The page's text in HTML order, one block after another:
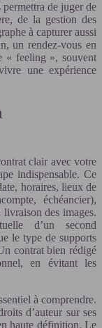
de juger de
de la gestion des
à capturer aussi
un rendez-vous en
« feeling », souvent
une expérience
clair avec votre
indispensable. Ce
horaires, lieux de
échéancier),
des images.
d’un second
le type de supports
contrat bien rédigé
en évitant les
à comprendre.
d’auteur sur ses
haute définition. Le